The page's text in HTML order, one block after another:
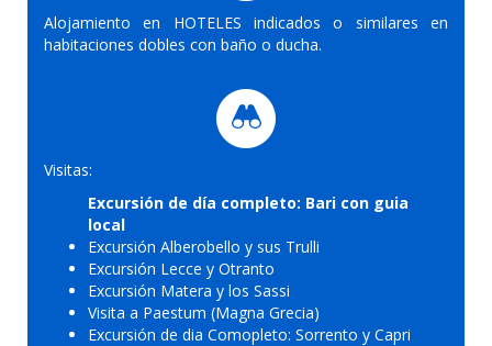
Alojamiento en HOTELES indicados o similares en
habitaciones dobles con baño o ducha.
Visitas:
Excursión de día completo: Bari con guia
local
Excursión Alberobello y sus Trulli
Excursión Lecce y Otranto
Excursión Matera y los Sassi
Visita a Paestum (Magna Grecia)
Excursión de dia Comopleto: Sorrento y Capri